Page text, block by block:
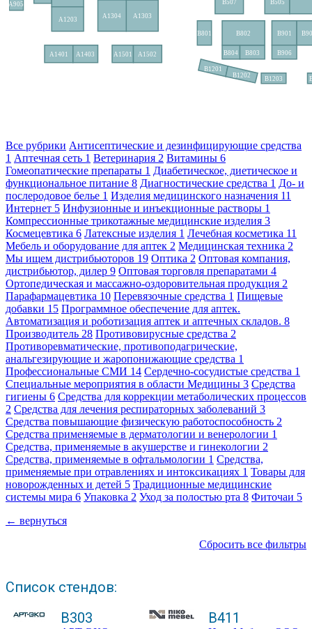
Все рубрики Антисептические и дезинфицирующие средства
1 Аптечная сеть 1 Ветеринария 2 Витамины 6
Гомеопатические препараты 1 Диабетическое, диетическое и
функциональное питание 8 Диагностические средства 1 До- и
послеродовое белье 1 Изделия медицинского назначения 11
Интернет 5 Инфузионные и инъекционные растворы 1
Компрессионные трикотажные медицинские изделия 3
Космецевтика 6 Латексные изделия 1 Лечебная косметика 11
Мебель и оборудование для аптек 2 Медицинская техника 2
Мы ищем дистрибьюторов 19 Оптика 2 Оптовая компания,
дистрибьютор, дилер 9 Оптовая торговля препаратами 4
Ортопедическая и массажно-оздоровительная продукция 2
Парафармацевтика 10 Перевязочные средства 1 Пищевые
добавки 15 Программное обеспечение для аптек.
Автоматизация и роботизация аптек и аптечных складов. 8
Производитель 28 Противовирусные средства 2
Противоревматические, противоподагрические,
анальгезирующие и жаропонижающие средства 1
Профессиональные СМИ 14 Сердечно-сосудистые средства 1
Специальные мероприятия в области Медицины 3 Средства
гигиены 6 Средства для коррекции метаболических процессов
2 Средства для лечения респираторных заболеваний 3
Средства повышающие физическую работоспособность 2
Средства применяемые в дерматологии и венерологии 1
Средства, применяемые в акушерстве и гинекологии 2
Средства, применяемые в офтальмологии 1 Средства,
применяемые при отравлениях и интоксикациях 1 Товары для
новорожденных и детей 5 Традиционные медицинские
системы мира 6 Упаковка 2 Уход за полостью рта 8 Фиточаи 5
← вернуться
Сбросить все фильтры
Список стендов:
B303
B411